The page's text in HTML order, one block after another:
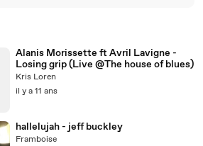
Alanis Morissette ft Avril Lavigne -
Losing grip (Live @The house of blues)
Kris Loren
il y a 11 ans
hallelujah - jeff buckley
Framboise